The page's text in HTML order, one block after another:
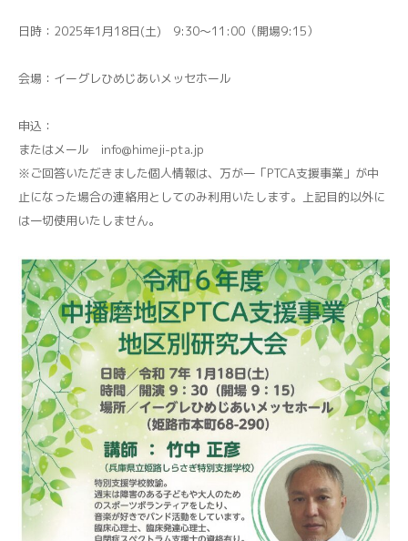
日時：2025年1月18日(土) 9:30～11:00（開場9:15）
会場：イーグレひめじあいメッセホール
申込：
またはメール info@himeji-pta.jp
※ご回答いただきました個人情報は、万が一「PTCA支援事業」が中
止になった場合の連絡用としてのみ利用いたします。上記目的以外に
は一切使用いたしません。